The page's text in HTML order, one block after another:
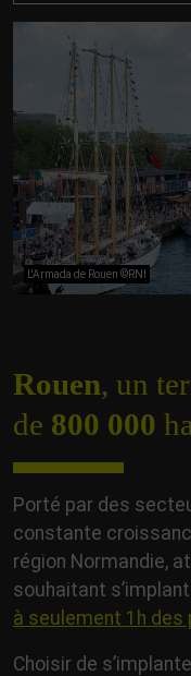
L'Armada de Rouen ©RNI
Rouen, un
de 800 000
Porté par des
constante
région Normandie,
souhaitant
à seulement 1h des
Choisir de